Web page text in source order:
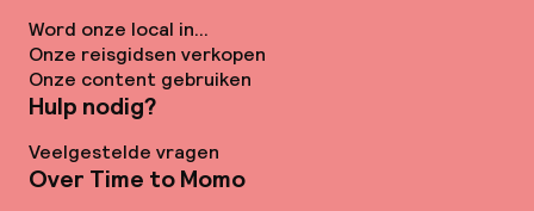
Word onze local in...
Onze reisgidsen verkopen
Onze content gebruiken
Hulp nodig?
Veelgestelde vragen
Over Time to Momo